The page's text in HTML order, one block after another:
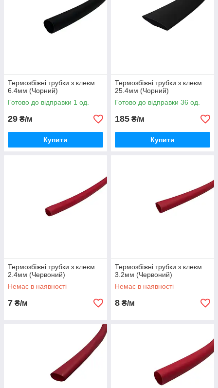
Термозбіжні трубки з клеєм
6.4мм (Чорний)
Готово до відправки 1 од.
29 ₴/м
Купити
Термозбіжні трубки з клеєм
25.4мм (Чорний)
Готово до відправки 36 од.
185 ₴/м
Купити
Термозбіжні трубки з клеєм
2.4мм (Червоний)
Немає в наявності
7 ₴/м
Термозбіжні трубки з клеєм
3.2мм (Червоний)
Немає в наявності
8 ₴/м